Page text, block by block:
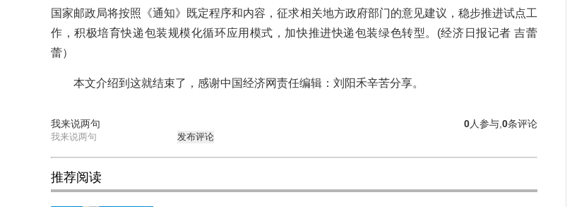
国家邮政局将按照《通知》既定程序和内容，征求相关地方政府部门的意见建议，稳步推进试点工
作，积极培育快递包装规模化循环应用模式，加快推进快递包装绿色转型。(经济日报记者 吉蕾
蕾）
本文介绍到这就结束了，感谢中国经济网责任编辑：刘阳禾辛苦分享。
我来说两句 0条评论
0人参与,
发布评论
推荐阅读